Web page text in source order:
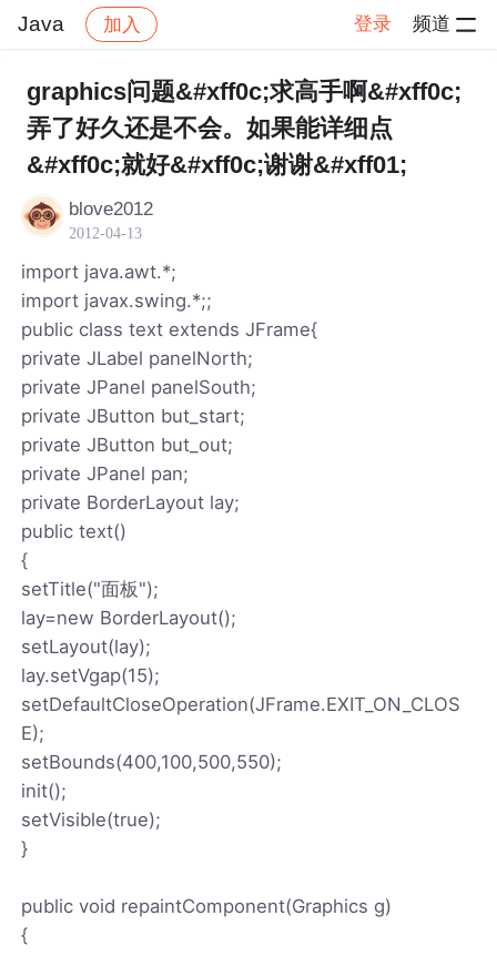
Java 加入 登录 频道
Java 帖子详情
graphics问题&#xff0c;求高手啊&#xff0c;
弄了好久还是不会。如果能详细点
&#xff0c;就好&#xff0c;谢谢&#xff01;
blove2012
2012-04-13
import java.awt.*;
import javax.swing.*;;
public class text extends JFrame{
private JLabel panelNorth;
private JPanel panelSouth;
private JButton but_start;
private JButton but_out;
private JPanel pan;
private BorderLayout lay;
public text()
{
setTitle("面板");
lay=new BorderLayout();
setLayout(lay);
lay.setVgap(15);
setDefaultCloseOperation(JFrame.EXIT_ON_CLOS
E);
setBounds(400,100,500,550);
init();
setVisible(true);
}
public void repaintComponent(Graphics g)
{